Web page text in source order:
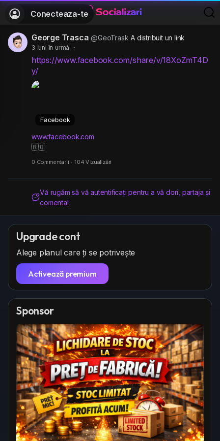
Conecteaza-te
George Trasca @GeoTrask A distribuit un link
3 luni în urmă ·
https://www.facebook.com/share/v/18XoZmT4D
y/
Facebook
www.facebook.com
🇷🇴
0 Commentarii · 104 Vizualizări
Vă rugăm să vă autentificați pentru a vă dori, partaja și
comenta!
Upgrade cont
Alege planul care ți se potrivește
Activează premium
Sponsor